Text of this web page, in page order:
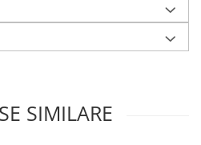
SIMILARE